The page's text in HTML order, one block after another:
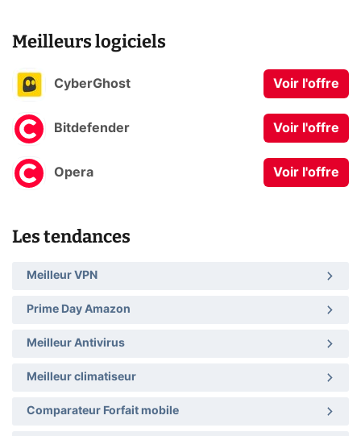
Meilleurs logiciels
CyberGhost Voir l'offre
Bitdefender Voir l'offre
Opera Voir l'offre
Les tendances
Meilleur VPN
Prime Day Amazon
Meilleur Antivirus
Meilleur climatiseur
Comparateur Forfait mobile